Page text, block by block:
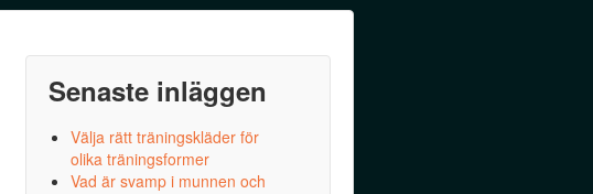
Senaste inläggen
Välja rätt träningskläder för
olika träningsformer
Vad är svamp i munnen och